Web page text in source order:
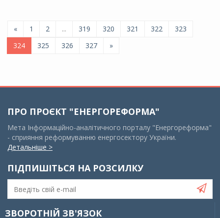
« 1 2 ... 319 320 321 322
323
324
325 326 327 »
ПРО ПРОЄКТ "ЕНЕРГОРЕФОРМА"
Мета Інформаційно-аналітичного порталу "Енергореформа"
- сприяння реформуванню енергосектору України.
Детальніше >
ПІДПИШІТЬСЯ НА РОЗСИЛКУ
ЗВОРОТНІЙ ЗВ'ЯЗОК